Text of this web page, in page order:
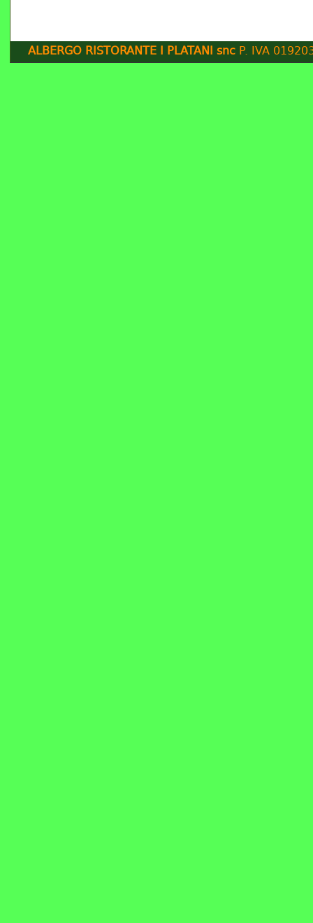
ALBERGO RISTORANTE I PLATANI snc P. IVA